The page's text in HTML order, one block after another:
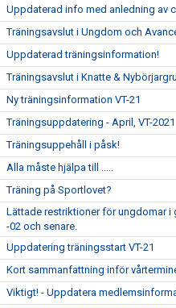
Uppdaterad info med anledning av
Träningsavslut i Ungdom och
Uppdaterad träningsinformation!
Träningsavslut i Knatte &
Ny träningsinformation VT-21
Träningsuppdatering - April, VT-2021
Träningsuppehåll i påsk!
Alla måste hjälpa till .....
Träning på Sportlovet?
Lättade restriktioner för ungdomar i
-02 och senare.
Uppdatering träningsstart VT-21
Kort sammanfattning inför
Viktigt! - Uppdatera